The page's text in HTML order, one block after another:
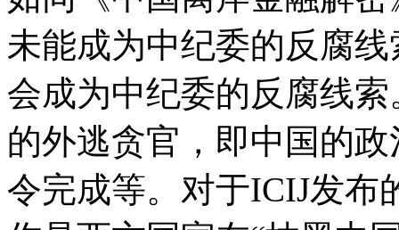
未能成为中纪委的反腐
会成为中纪委的反腐线
的外逃贪官，即中国的
令完成等。对于ICIJ发布